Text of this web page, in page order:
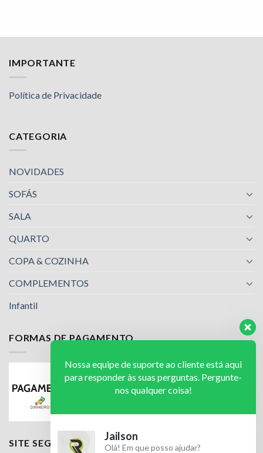
IMPORTANTE
Política de Privacidade
CATEGORIA
NOVIDADES
SOFÁS
SALA
QUARTO
COPA & COZINHA
COMPLEMENTOS
Infantil
FORMAS DE PAGAMENTO
SITE SEGURO
Nossa equipe de suporte ao cliente está aqui
para responder às suas perguntas. Pergunte-
nos qualquer coisa!
Jailson
Olá! Em que posso ajudar?